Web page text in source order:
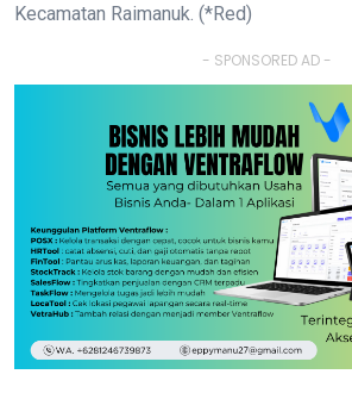
Kecamatan Raimanuk. (*Red)
- SPONSORED AD -